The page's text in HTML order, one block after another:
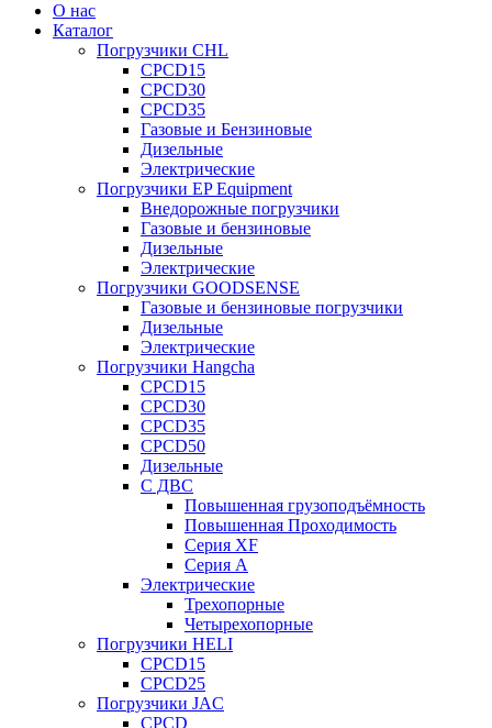
О нас
Каталог
Погрузчики CHL
CPCD15
CPCD30
CPCD35
Газовые и Бензиновые
Дизельные
Электрические
Погрузчики EP Equipment
Внедорожные погрузчики
Газовые и бензиновые
Дизельные
Электрические
Погрузчики GOODSENSE
Газовые и бензиновые погрузчики
Дизельные
Электрические
Погрузчики Hangcha
CPCD15
CPCD30
CPCD35
CPCD50
Дизельные
С ДВС
Повышенная грузоподъёмность
Повышенная Проходимость
Серия XF
Серия А
Электрические
Трехопорные
Четырехопорные
Погрузчики HELI
CPCD15
CPCD25
Погрузчики JAC
CPCD